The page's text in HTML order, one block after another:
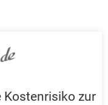
Kostenrisiko zur